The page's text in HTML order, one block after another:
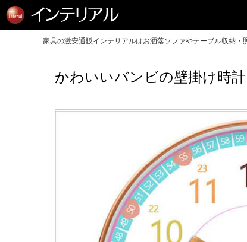
家具の激安通販インテリアルはお洒落ソファやテーブル収納・
かわいいバンビの壁掛け時